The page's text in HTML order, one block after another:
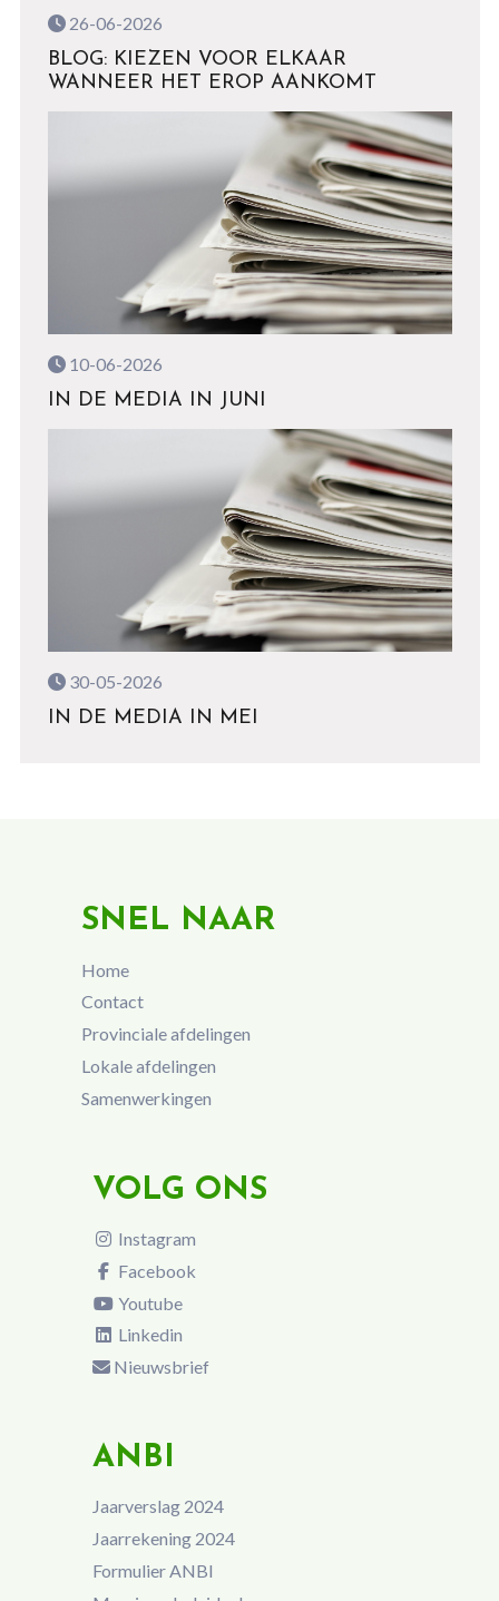
26-06-2026
BLOG: KIEZEN VOOR ELKAAR
WANNEER HET EROP AANKOMT
10-06-2026
IN DE MEDIA IN JUNI
30-05-2026
IN DE MEDIA IN MEI
SNEL NAAR
Home
Contact
Provinciale afdelingen
Lokale afdelingen
Samenwerkingen
VOLG ONS
Instagram
Facebook
Youtube
Linkedin
Nieuwsbrief
ANBI
Jaarverslag 2024
Jaarrekening 2024
Formulier ANBI